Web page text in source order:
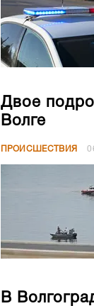
Двое
Волге
ПРОИСШЕСТВИЯ
В